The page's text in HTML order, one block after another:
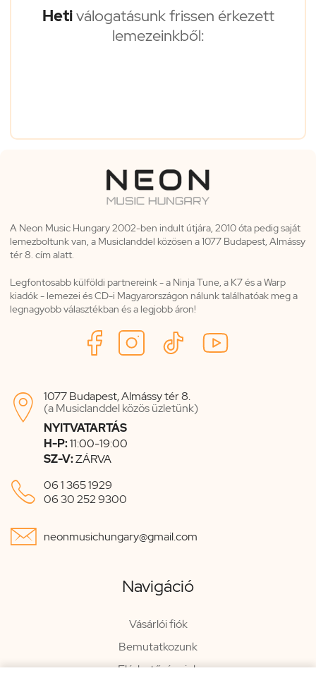
Hetiválogatásunk frissen érkezett
lemezeinkből:
A Neon Music Hungary 2002-ben indult útjára, 2010 óta pedig saját
lemezboltunk van, a Musiclanddel közösen a 1077 Budapest, Almássy
tér 8. cím alatt.
Legfontosabb külföldi partnereink - a Ninja Tune, a K7 és a Warp
kiadók - lemezei és CD-i Magyarországon nálunk találhatóak meg a
legnagyobb választékban és a legjobb áron!

1077 Budapest, Almássy tér 8.
(a Musiclanddel közös üzletünk)
NYITVATARTÁS
H-P:11:00-19:00
SZ-V:ZÁRVA
 06 1 365 1929
06 30 252 9300
 neonmusichungary@gmail.com
Navigáció
Vásárlói fiók
Bemutatkozunk
Elérhetőségeink